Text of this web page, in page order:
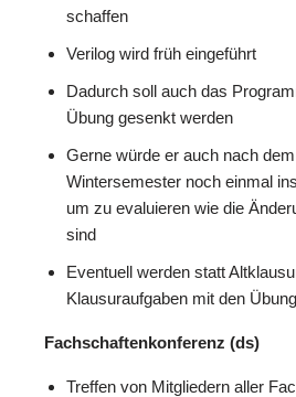
schaffen
Verilog wird früh eingeführt
Dadurch soll auch das
Übung gesenkt werden
Gerne würde er auch nach
Wintersemester noch einmal
um zu evaluieren wie die
sind
Eventuell werden statt
Klausuraufgaben mit den
Fachschaftenkonferenz (ds)
Treffen von Mitgliedern aller